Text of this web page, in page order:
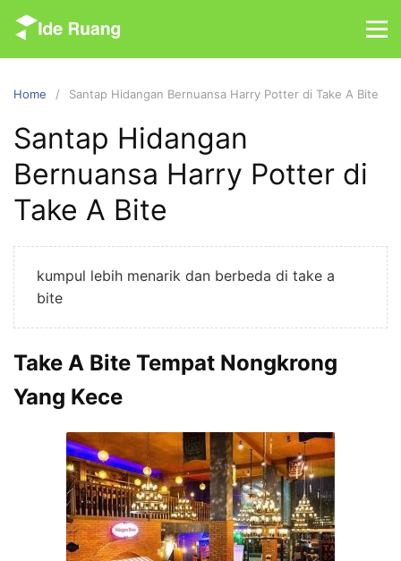
i
Home Santap Hidangan Bernuansa Harry Potter di Take A Bite
Santap Hidangan
Bernuansa Harry Potter di
Take A Bite
kumpul lebih menarik dan berbeda di take a
bite
Take A Bite Tempat Nongkrong
Yang Kece